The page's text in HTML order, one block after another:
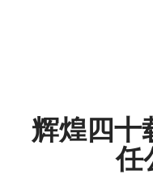
辉煌四
任